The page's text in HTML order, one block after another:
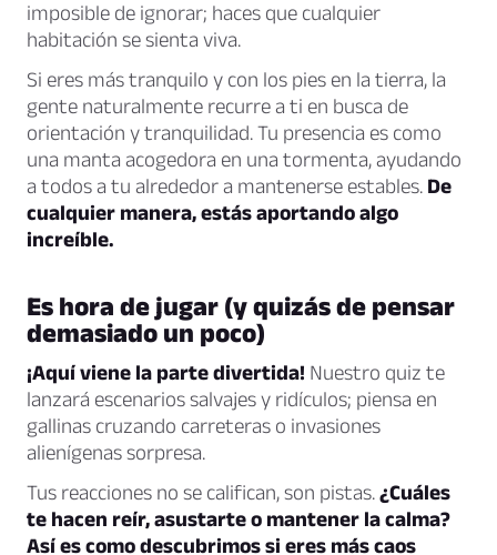
imposible de ignorar; haces que cualquier
habitación se sienta viva.
Si eres más tranquilo y con los pies en la tierra, la
gente naturalmente recurre a ti en busca de
orientación y tranquilidad. Tu presencia es como
una manta acogedora en una tormenta, ayudando
a todos a tu alrededor a mantenerse estables. De
cualquier manera, estás aportando algo
increíble.
Es hora de jugar (y quizás de pensar
demasiado un poco)
¡Aquí viene la parte divertida! Nuestro quiz te
lanzará escenarios salvajes y ridículos; piensa en
gallinas cruzando carreteras o invasiones
alienígenas sorpresa.
Tus reacciones no se califican, son pistas.¿Cuáles
te hacen reír, asustarte o mantener la calma?
Así es como descubrimos si eres más caos